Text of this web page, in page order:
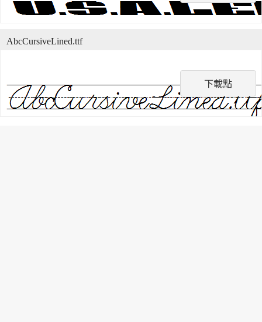
下載點
AbcCursiveLined.ttf